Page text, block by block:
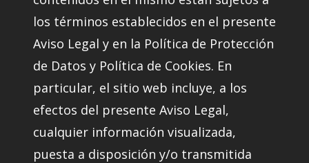
los términos establecidos en el presente
Aviso Legal y en la Política de Protección
de Datos y Política de Cookies. En
particular, el sitio web incluye, a los
efectos del presente Aviso Legal,
cualquier información visualizada,
puesta a disposición y/o transmitida